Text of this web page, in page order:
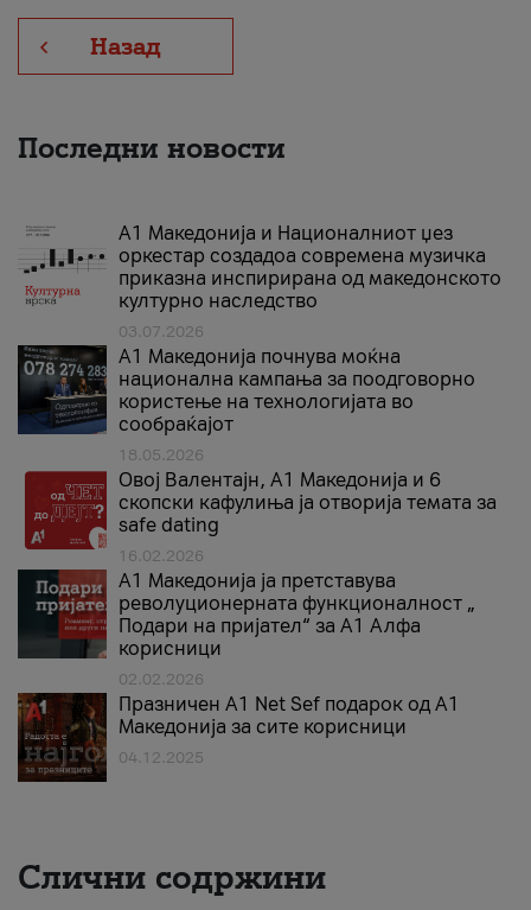
Назад
Последни новости
А1 Македонија и Националниот џез
оркестар создадоа современа музичка
приказна инспирирана од македонското
културно наследство
03.07.2026
A1 Македонија почнува моќна
национална кампања за поодговорно
користење на технологијата во
сообраќајот
18.05.2026
Овој Валентајн, A1 Македонија и 6
скопски кафулиња ја отворија темата за
safe dating
16.02.2026
А1 Македонија ја претставува
револуционерната функционалност „
Подари на пријател“ за А1 Алфа
корисници
02.02.2026
Празничен A1 Net Sеf подарок од А1
Македонија за сите корисници
04.12.2025
Слични содржини